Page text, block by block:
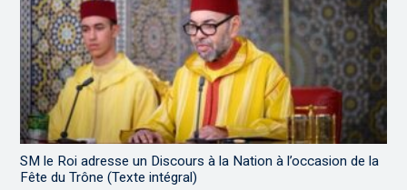
SM le Roi adresse un Discours à la Nation à l’occasion de la
Fête du Trône (Texte intégral)